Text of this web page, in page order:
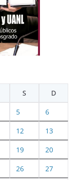
S D
5 6
12 13
19 20
26 27